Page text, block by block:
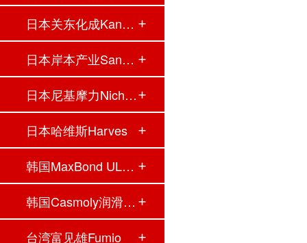
日本关东化成Kanto…
日本岸本产业Sanko…
日本尼基摩力Nichi…
日本哈维斯Harves
韩国MaxBond UL黄白…
韩国Casmoly润滑油…
台湾富见雄Fumio